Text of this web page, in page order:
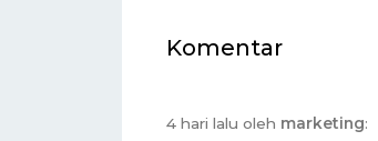
Komentar
4 hari lalu oleh marketing: